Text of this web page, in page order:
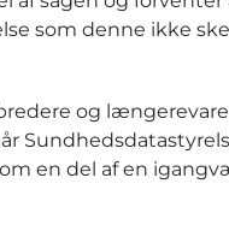
som denne ikke
og
en del af en